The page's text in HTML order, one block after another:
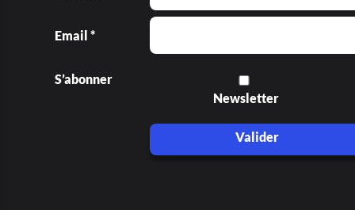
Email *
S’abonner
Newsletter
Valider